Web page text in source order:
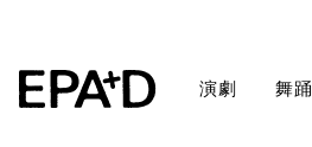
演劇 舞踊